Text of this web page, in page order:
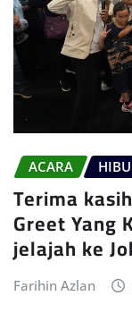
ACARA
Terima
Greet Yang
jelajah ke
Farihin Azlan